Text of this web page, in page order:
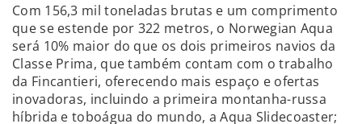
Com 156,3 mil toneladas brutas e um comprimento
que se estende por 322 metros, o Norwegian Aqua
será 10% maior do que os dois primeiros navios da
Classe Prima, que também contam com o trabalho
da Fincantieri, oferecendo mais espaço e ofertas
inovadoras, incluindo a primeira montanha-russa
híbrida e toboágua do mundo, a Aqua Slidecoaster;